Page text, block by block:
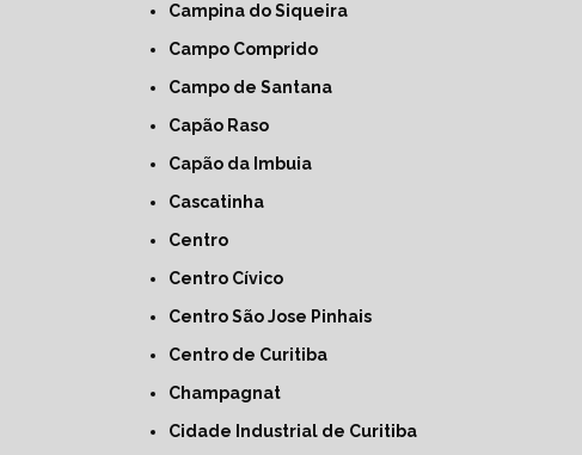
Campina do Siqueira
Campo Comprido
Campo de Santana
Capão Raso
Capão da Imbuia
Cascatinha
Centro
Centro Cívico
Centro São Jose Pinhais
Centro de Curitiba
Champagnat
Cidade Industrial de Curitiba